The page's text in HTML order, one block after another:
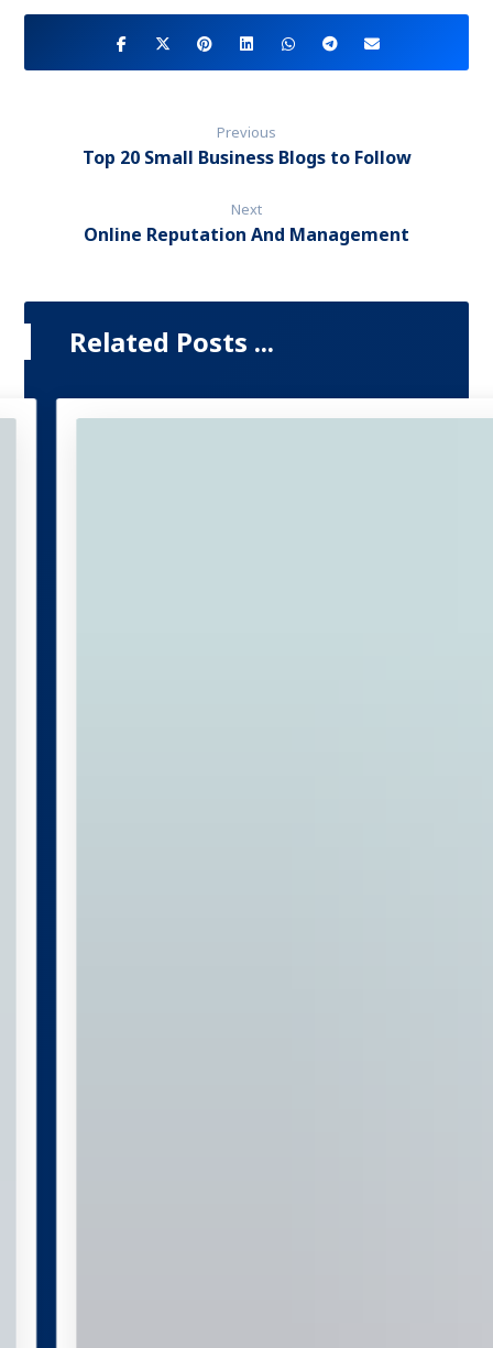
Previous
Top 20 Small Business Blogs to Follow
Next
Online Reputation And Management
Related Posts ...